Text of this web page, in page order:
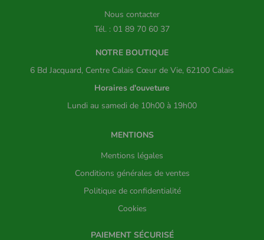
Nous contacter
Tél. : 01 89 70 60 37
NOTRE BOUTIQUE
6 Bd Jacquard, Centre Calais Cœur de Vie, 62100 Calais
Horaires d'ouveture
Lundi au samedi de 10h00 à 19h00
MENTIONS
Mentions légales
Conditions générales de ventes
Politique de confidentialité
Cookies
PAIEMENT SÉCURISÉ